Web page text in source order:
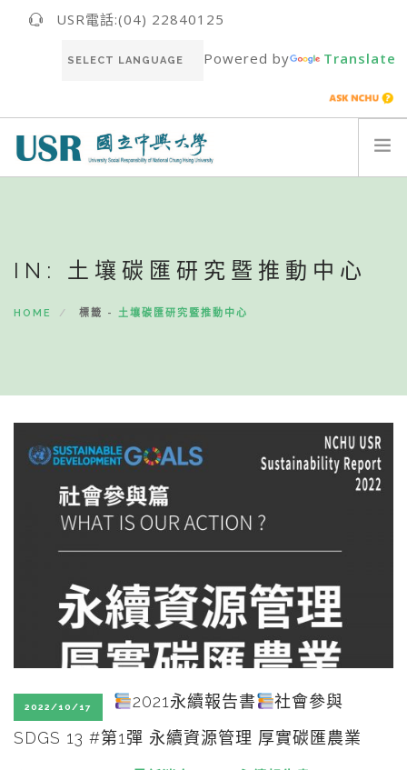
USR電話:(04) 22840125
Powered by Translate
USR團隊USR TEAM
IN: 土壤碳匯研究暨推動中心
HOME 標籤 - 土壤碳匯研究暨推動中心
2022/10/17 2021永續報告書
社會參與
SDGS 13 #第1彈 永續資源管理 厚實碳匯農業